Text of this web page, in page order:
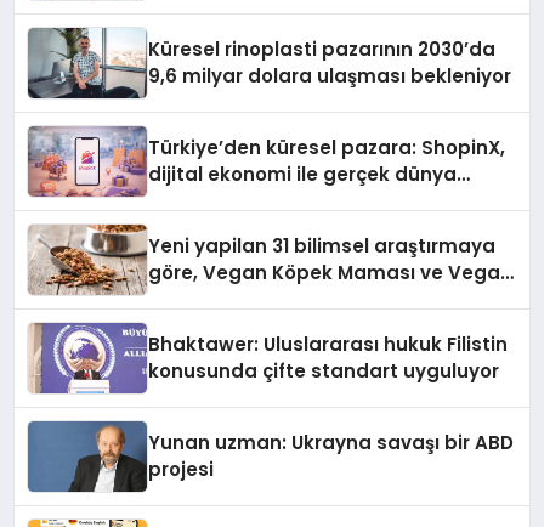
Küresel rinoplasti pazarının 2030’da
9,6 milyar dolara ulaşması bekleniyor
Türkiye’den küresel pazara: ShopinX,
dijital ekonomi ile gerçek dünya
Yeni yapilan 31 bilimsel araştırmaya
göre, Vegan Köpek Maması ve Vegan
Bhaktawer: Uluslararası hukuk Filistin
konusunda çifte standart uyguluyor
Yunan uzman: Ukrayna savaşı bir ABD
projesi